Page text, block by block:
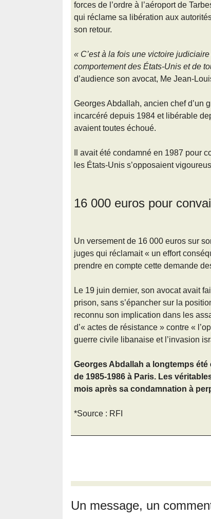
forces de l’ordre à l’aéroport de
qui réclame sa libération aux
son retour.
« C’est à la fois une victoire
comportement des États-Unis et de
d’audience son avocat, Me Jean-
Georges Abdallah, ancien chef d’un
incarcéré depuis 1984 et libérable
avaient toutes échoué.
Il avait été condamné en 1987 pour
les États-Unis s’opposaient
16 000 euros pour
Un versement de 16 000 euros sur
juges qui réclamait « un effort
prendre en compte cette demande
Le 19 juin dernier, son avocat avait
prison, sans s’épancher sur la
reconnu son implication dans les
d’« actes de résistance » contre «
guerre civile libanaise et l’invasion
Georges Abdallah a longtemps
de 1985-1986 à Paris. Les
mois après sa condamnation à
*Source : RFI
Un message, un